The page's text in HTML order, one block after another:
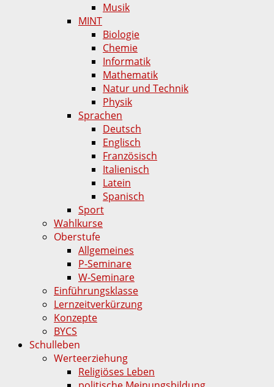
Musik
MINT
Biologie
Chemie
Informatik
Mathematik
Natur und Technik
Physik
Sprachen
Deutsch
Englisch
Französisch
Italienisch
Latein
Spanisch
Sport
Wahlkurse
Oberstufe
Allgemeines
P-Seminare
W-Seminare
Einführungsklasse
Lernzeitverkürzung
Konzepte
BYCS
Schulleben
Werteerziehung
Religiöses Leben